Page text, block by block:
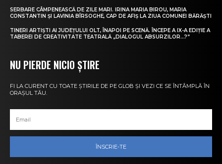
SERBARE CÂMPENEASCĂ DE ZILE MARI. IRINA MARIA BIROU, MARIA
CONSTANTIN ȘI LAVINIA BÎRSOGHE, CAP DE AFIȘ LA ZIUA COMUNEI BĂRĂȘTI
TINERI ARTIȘTI AI JUDEȚULUI OLT, ÎNAPOI PE SCENĂ. ÎNCEPE A IX-A EDIȚIE A
TABEREI DE CREATIVITATE TEATRALĂ „DIALOGUL ABSURZILOR…?”
NU PIERDE NICIO ȘTIRE
FI LA CURENT CU TOATE ȘTIRILE DE PE GLOB ȘI VEZI CE SE ÎNTÂMPLĂ ÎN
ORAȘUL TĂU.
ÎNSCRIE-TE